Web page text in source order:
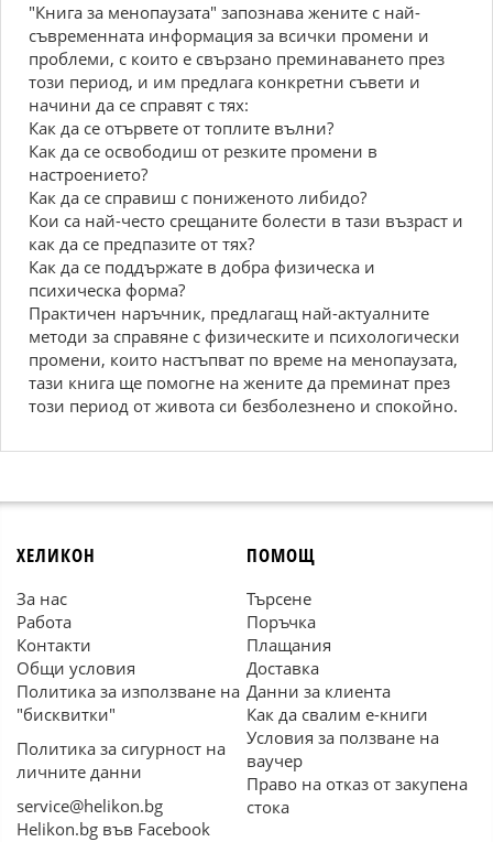
"Книга за менопаузата" запознава жените с най-
съвременната информация за всички промени и
проблеми, с които е свързано преминаването през
този период, и им предлага конкретни съвети и
начини да се справят с тях:
Как да се отървете от топлите вълни?
Как да се освободиш от резките промени в
настроението?
Как да се справиш с пониженото либидо?
Кои са най-често срещаните болести в тази възраст и
как да се предпазите от тях?
Как да се поддържате в добра физическа и
психическа форма?
Практичен наръчник, предлагащ най-актуалните
методи за справяне с физическите и психологически
промени, които настъпват по време на менопаузата,
тази книга ще помогне на жените да преминат през
този период от живота си безболезнено и спокойно.
ХЕЛИКОН
За нас
Работа
Контакти
Общи условия
Политика за използване на
"бисквитки"
Политика за сигурност на
личните данни
service@helikon.bg
Helikon.bg във Facebook
ПОМОЩ
Търсене
Поръчка
Плащания
Доставка
Данни за клиента
Как да свалим е-книги
Условия за ползване на
ваучер
Право на отказ от закупена
стока